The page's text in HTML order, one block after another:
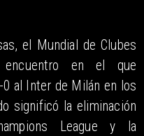
el Mundial de Clubes
encuentro en el que
al Inter de Milán en los
significó la eliminación
League y la